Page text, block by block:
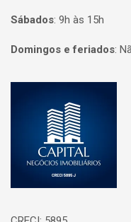
Sábados: 9h às 15h
Domingos e feriados: